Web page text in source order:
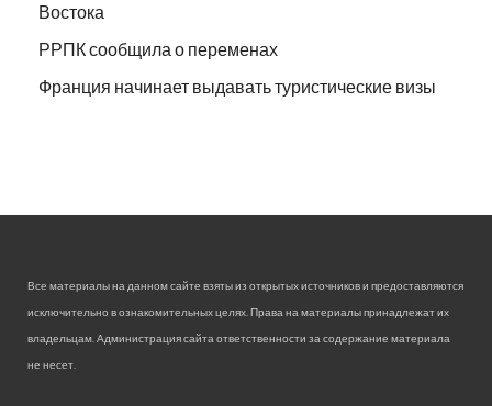
Востока
РРПК сообщила о переменах
Франция начинает выдавать туристические визы
Все материалы на данном сайте взяты из открытых источников и предоставляются
исключительно в ознакомительных целях. Права на материалы принадлежат их
владельцам. Администрация сайта ответственности за содержание материала
не несет.